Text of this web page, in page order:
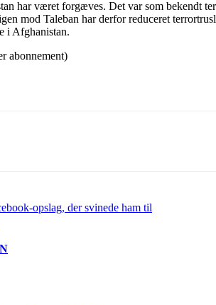
har været forgæves. Det var som bekendt
mod Taleban har derfor reduceret
i Afghanistan.
abonnement)
opslag, der svinede ham til